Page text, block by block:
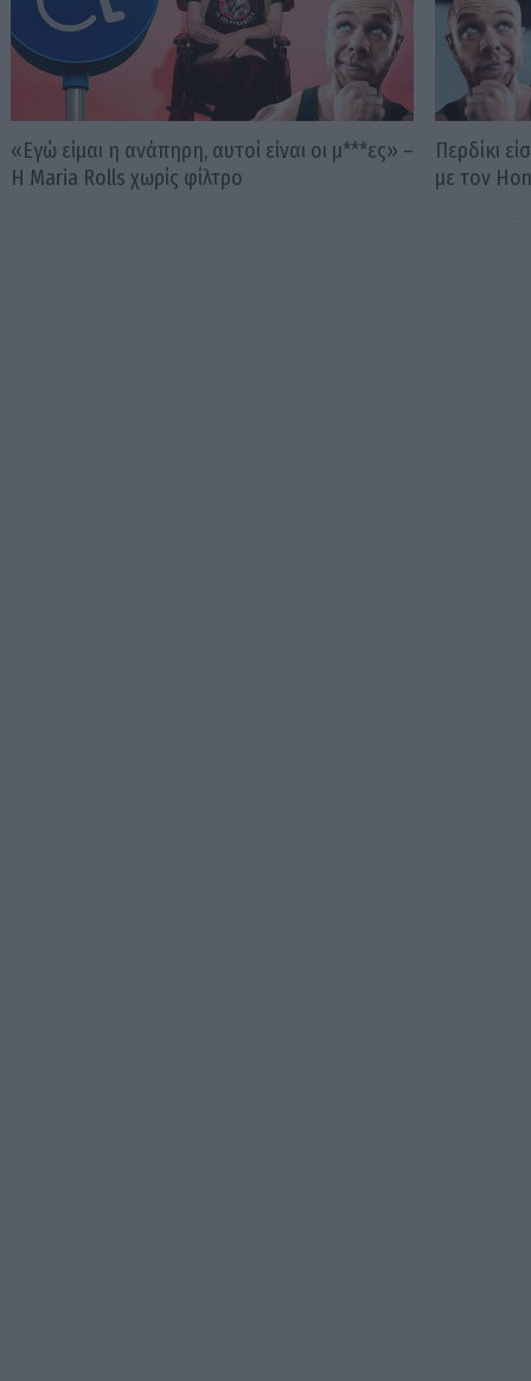
«Εγώ είμαι η ανάπηρη, αυτοί είναι οι μ***ες» –
Η Maria Rolls χωρίς φίλτρο
Περδίκι
με τον